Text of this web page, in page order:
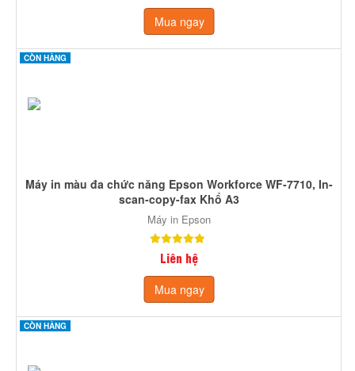
Mua ngay
CÒN HÀNG
Máy in màu đa chức năng Epson Workforce WF-7710, In-
scan-copy-fax Khổ A3
Máy in Epson
Liên hệ
Mua ngay
CÒN HÀNG